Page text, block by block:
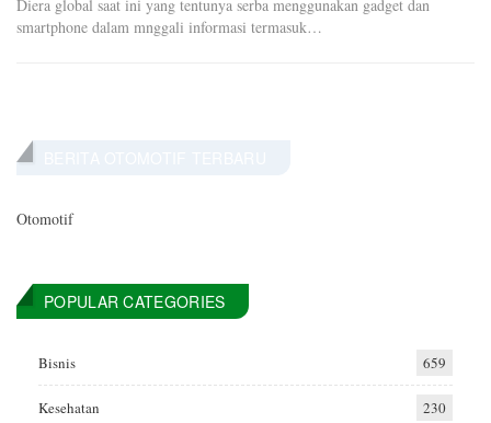
Diera global saat ini yang tentunya serba menggunakan gadget dan
smartphone dalam mnggali informasi termasuk…
Otomotif
POPULAR CATEGORIES
Bisnis 659
Kesehatan 230